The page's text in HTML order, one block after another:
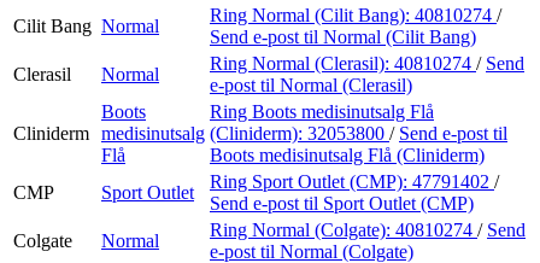
Cilit Bang Normal
Ring Normal (Cilit Bang): 40810274 /
Send e-post til Normal (Cilit Bang)
Clerasil
Normal
Ring Normal (Clerasil): 40810274 / Send
e-post til Normal (Clerasil)
Cliniderm
Boots
medisinutsalg
Flå
Ring Boots medisinutsalg Flå
(Cliniderm): 32053800 / Send e-post til
Boots medisinutsalg Flå (Cliniderm)
CMP
Sport Outlet
Ring Sport Outlet (CMP): 47791402 /
Send e-post til Sport Outlet (CMP)
Colgate
Normal
Ring Normal (Colgate): 40810274 / Send
e-post til Normal (Colgate)